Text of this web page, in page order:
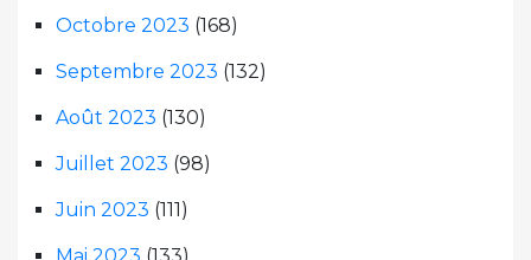
Octobre 2023 (168)
Septembre 2023 (132)
Août 2023 (130)
Juillet 2023 (98)
Juin 2023 (111)